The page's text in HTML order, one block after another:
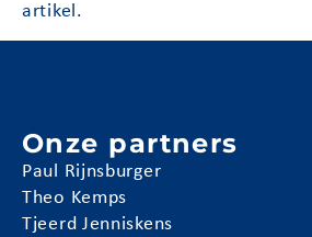
artikel.
Onze partners
Paul Rijnsburger
Theo Kemps
Tjeerd Jenniskens